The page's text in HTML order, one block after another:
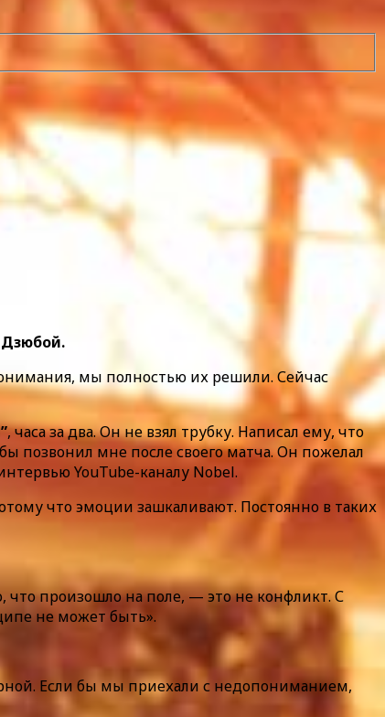
мы полностью их решили. Сейчас
, часа за два. Он не взял трубку. Написал ему, что
позвонил мне после своего матча. Он пожелал
YouTube-каналу Nobel.
что эмоции зашкаливают. Постоянно в таких
что произошло на поле, — это не конфликт. С
не может быть».
Если бы мы приехали с недопониманием,